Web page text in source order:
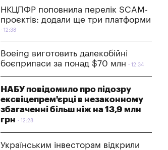
НКЦПФР поповнила перелік SCAM-
проєктів: додали ще три платформи
12:38
Boeing виготовить далекобійні
боєприпаси за понад $70 млн
12:34
НАБУ повідомило про підозру
ексвіцепрем'єрці в незаконному
збагаченні більш ніж на 13,9 млн
грн
12:28
Українським інвесторам відкрили